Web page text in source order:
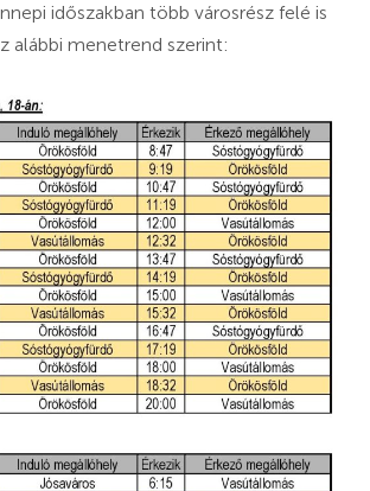
időszakban több városrész felé is
alábbi menetrend szerint: